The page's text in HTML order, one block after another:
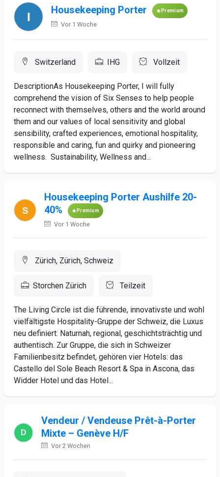
Housekeeping Porter Premium
Vor 1 Woche
Switzerland IHG Vollzeit
DescriptionAs Housekeeping Porter, I will fully
comprehend the vision of Six Senses to help people
reconnect with themselves, others and the world around
them and our values of local sensitivity and global
sensibility, crafted experiences, emotional hospitality,
responsible and caring, fun and quirky and pioneering
wellness. Sustainability, Wellness and...
Housekeeping Porter Aushilfe 20-
40%
Premium
Vor 1 Woche
Zürich, Zürich, Schweiz
Storchen Zürich Teilzeit
The Living Circle ist die führende, innovativste und wohl
vielfältigste Hospitality-Gruppe der Schweiz, die Luxus
neu definiert: Naturnah, regional, geschichtsträchtig und
authentisch. Zur Gruppe, die sich in Schweizer
Familienbesitz befindet, gehören vier Hotels: das
Castello del Sole Beach Resort & Spa in Ascona, das
Widder Hotel und das Hotel...
Vendeur / Vendeuse Prêt-à-Porter
Mixte – Genève H/F
Vor 2 Wochen